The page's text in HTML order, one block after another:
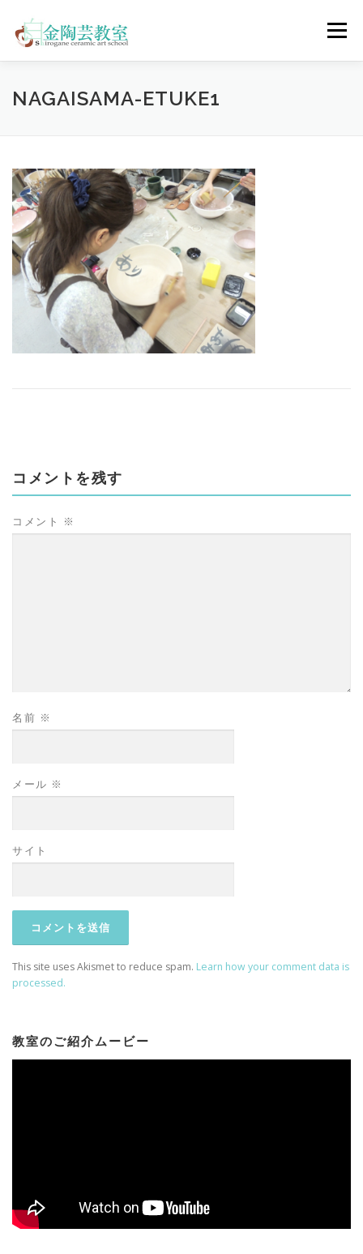
メニュー
陶芸体験コース ウェディングコース
ENGLISH
NAGAISAMA-ETUKE1
コメントを残す
コメント ※
名前 ※
メール ※
サイト
This site uses Akismet to reduce spam. Learn how your comment data is
processed.
教室のご紹介ムービー